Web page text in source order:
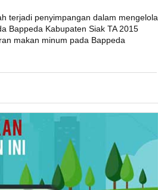
terjadi penyimpangan dalam mengelola
Bappeda Kabupaten Siak TA 2015
makan minum pada Bappeda